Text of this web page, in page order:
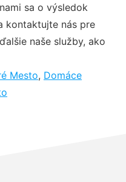
sa o výsledok
kontaktujte nás pre
naše služby, ako
Mesto, Domáce